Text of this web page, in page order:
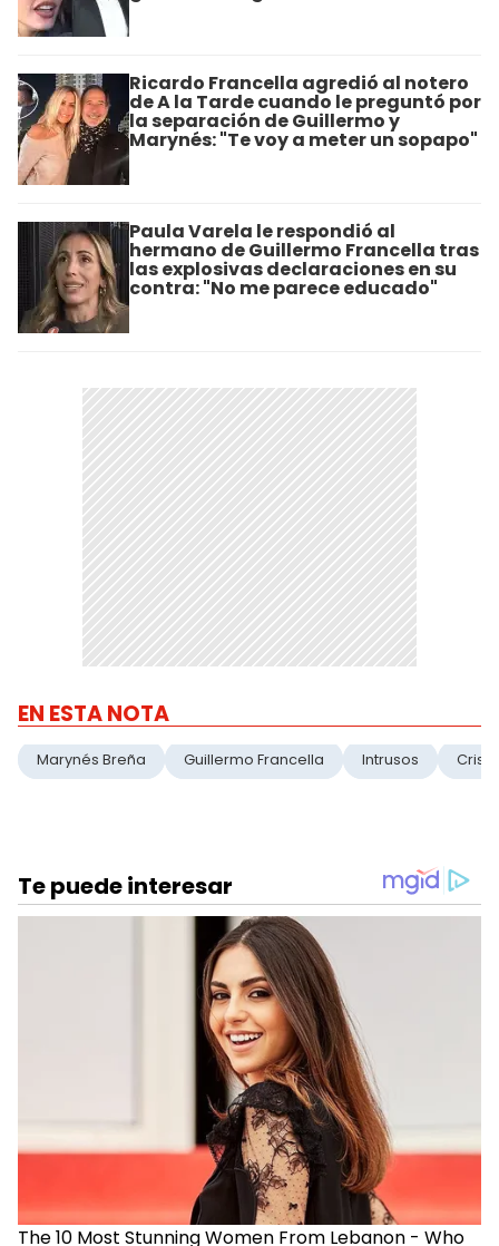
Ricardo Francella agredió al notero
de A la Tarde cuando le preguntó por
la separación de Guillermo y
Marynés: "Te voy a meter un sopapo"
Paula Varela le respondió al
hermano de Guillermo Francella tras
las explosivas declaraciones en su
contra: "No me parece educado"
EN ESTA NOTA
Marynés Breña Guillermo Francella Intrusos Crisis